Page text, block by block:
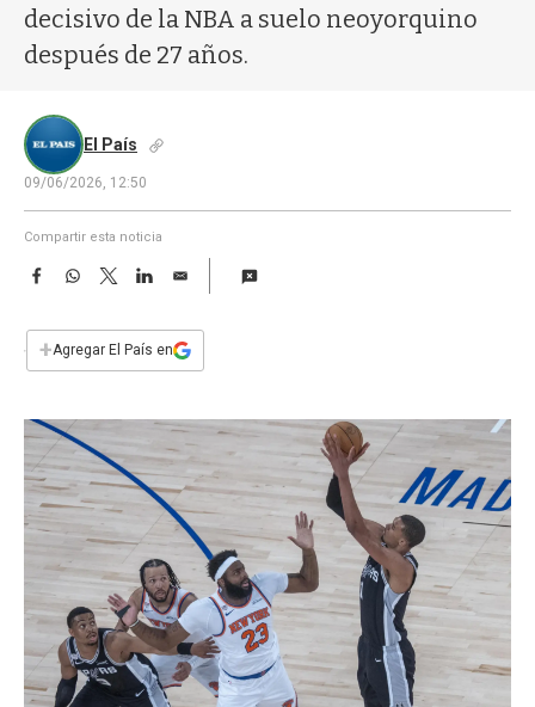
decisivo de la NBA a suelo neoyorquino
después de 27 años.
El País
09/06/2026, 12:50
Compartir esta noticia
F
e
b
k
W
s
p
T
w
t
L
E
i
l
+Agregar El País en